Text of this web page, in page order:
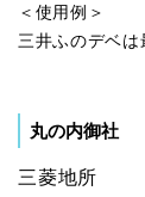
＜使用例＞
三井ふのデベは
丸の内御社
三菱地所